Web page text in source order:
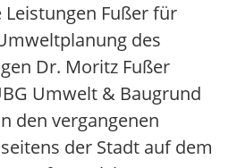
Fußer für
des
Dr. Moritz Fußer
Umwelt & Baugrund
den vergangenen
der Stadt auf dem